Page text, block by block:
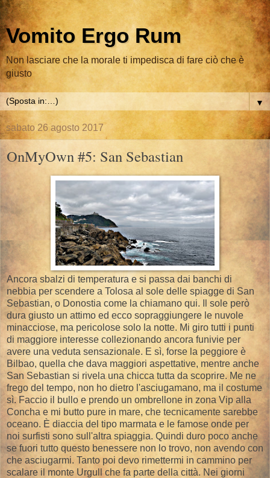
Vomito Ergo Rum
Non lasciare che la morale ti impedisca di fare ciò che è
giusto
▼
sabato 26 agosto 2017
OnMyOwn #5: San Sebastian
Ancora sbalzi di temperatura e si passa dai banchi di
nebbia per scendere a Tolosa al sole delle spiagge di San
Sebastian, o Donostia come la chiamano qui. Il sole però
dura giusto un attimo ed ecco sopraggiungere le nuvole
minacciose, ma pericolose solo la notte. Mi giro tutti i punti
di maggiore interesse collezionando ancora funivie per
avere una veduta sensazionale. E sì, forse la peggiore è
Bilbao, quella che dava maggiori aspettative, mentre anche
San Sebastian si rivela una chicca tutta da scoprire. Me ne
frego del tempo, non ho dietro l'asciugamano, ma il costume
sì. Faccio il bullo e prendo un ombrellone in zona Vip alla
Concha e mi butto pure in mare, che tecnicamente sarebbe
oceano. È diaccia del tipo marmata e le famose onde per
noi surfisti sono sull'altra spiaggia. Quindi duro poco anche
se fuori tutto questo benessere non lo trovo, non avendo con
che asciugarmi. Tanto poi devo rimettermi in cammino per
scalare il monte Urgull che fa parte della città. Nei giorni